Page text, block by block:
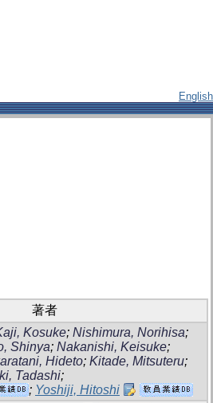
English
著者
Kosuke; Nishimura, Norihisa;
Shinya; Nakanishi, Keisuke;
Hideto; Kitade, Mitsuteru;
Tadashi;
; Yoshiji, Hitoshi